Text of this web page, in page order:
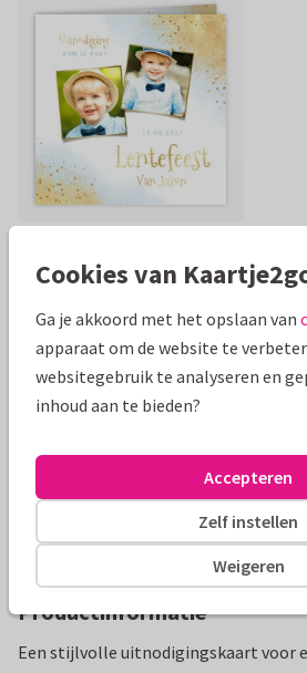
Mooie extra's bij je kaart
Productinformatie
Een stijlvolle uitnodigingskaart voor
Cookies van
Ga je akkoord met het opslaan van
apparaat om de website te
websitegebruik te analyseren en
inhoud aan te bieden?
Weigeren
Zelf instellen
Accepteren